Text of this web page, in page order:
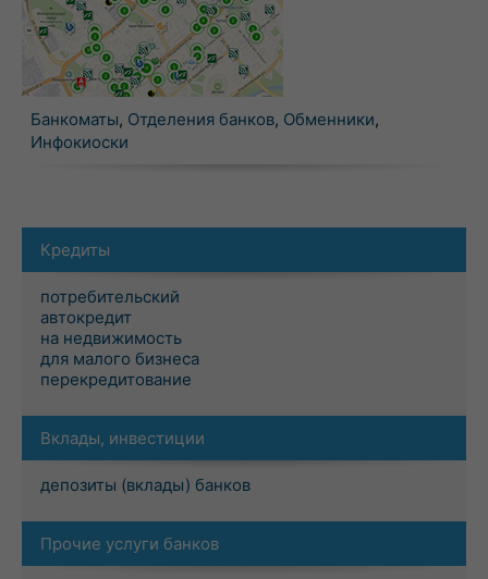
Банкоматы, Отделения банков, Обменники,
Инфокиоски
Кредиты
потребительский
автокредит
на недвижимость
для малого бизнеса
перекредитование
Вклады, инвестиции
депозиты (вклады) банков
Прочие услуги банков